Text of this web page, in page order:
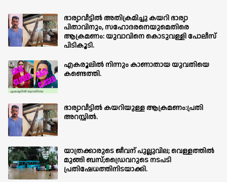
ഭാര്യാവീട്ടിൽ അതിക്രമിച്ചു കയറി ഭാര്യാ
പിതാവിനും, സഹോദരനെയുമെതിരെ
ആക്രമണം: യുവാവിനെ കൊടുവള്ളി പോലീസ്
പിടികൂടി.
എകരൂലിൽ നിന്നും കാണാതായ യുവതിയെ
കണ്ടെത്തി.
ഭാര്യാവീട്ടിൽ കയറിയുള്ള ആക്രമണം:പ്രതി
അറസ്റ്റിൽ.
യാത്രക്കാരുടെ ജീവന് പുല്ലുവില; വെള്ളത്തിൽ
മുങ്ങി ബസ്;ഡ്രൈവറുടെ നടപടി
പ്രതിഷേധത്തിനിടയാക്കി.